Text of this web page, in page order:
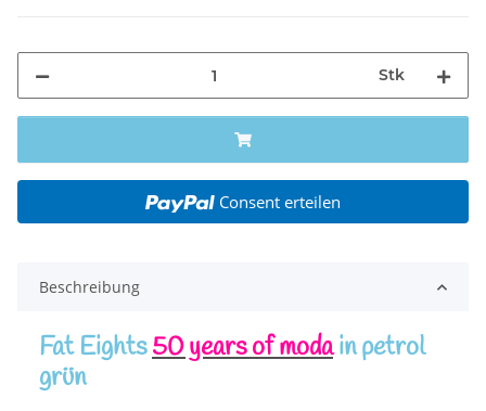
Stk
Consent erteilen
Beschreibung
Fat Eights50 years of modain petrol
grün